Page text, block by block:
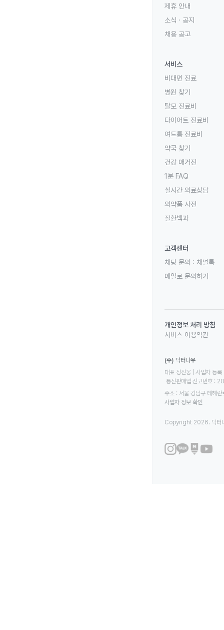
제휴 안내
소식 · 공지
채용 공고
서비스
비대면 진료
병원 찾기
탈모 진료비
다이어트 진료비
여드름 진료비
약국 찾기
건강 매거진
1분 FAQ
실시간 의료상담
의약품 사전
질환백과
고객센터
채팅 문의 : 채널톡
메일로 문의하기
개인정보 처리 방침
서비스 이용약관
(주) 닥터나우
대표 정진웅 | 사업자
통신판매업 신고번호
주소 : 서울 강남구 테헤
사업자 정보 확인
Copyright 2026. 닥터